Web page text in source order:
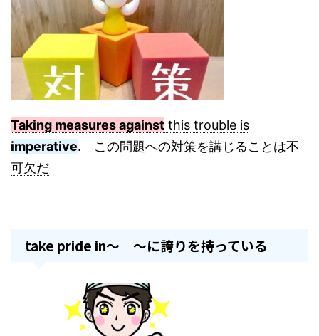
Taking measures against this trouble is
imperative. この問題への対策を講じることは不
可欠だ
take pride in～ ～に誇りを持っている